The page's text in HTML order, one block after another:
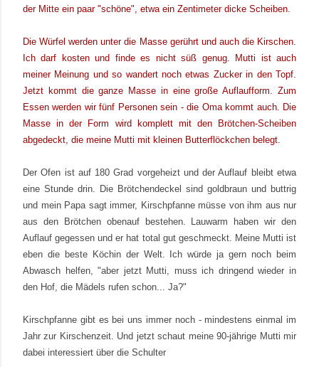
der Mitte ein paar "schöne", etwa ein Zentimeter dicke Scheiben.
Die Würfel werden unter die Masse gerührt und auch die Kirschen.
Ich darf kosten und finde es nicht süß genug. Mutti ist auch
meiner Meinung und so wandert noch etwas Zucker in den Topf.
Jetzt kommt die ganze Masse in eine große Auflaufform. Zum
Essen werden wir fünf Personen sein - die Oma kommt auch. Die
Masse in der Form wird komplett mit den Brötchen-Scheiben
abgedeckt, die meine Mutti mit kleinen Butterflöckchen belegt.
Der Ofen ist auf 180 Grad vorgeheizt und der Auflauf bleibt etwa
eine Stunde drin. Die Brötchendeckel sind goldbraun und buttrig
und mein Papa sagt immer, Kirschpfanne müsse von ihm aus nur
aus den Brötchen obenauf bestehen. Lauwarm haben wir den
Auflauf gegessen und er hat total gut geschmeckt. Meine Mutti ist
eben die beste Köchin der Welt. Ich würde ja gern noch beim
Abwasch helfen, "aber jetzt Mutti, muss ich dringend wieder in
den Hof, die Mädels rufen schon... Ja?"
Kirschpfanne gibt es bei uns immer noch - mindestens einmal im
Jahr zur Kirschenzeit. Und jetzt schaut meine 90-jährige Mutti mir
dabei interessiert über die Schulter